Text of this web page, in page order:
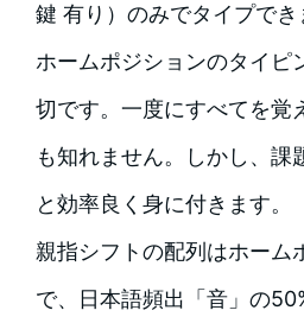
鍵 有り）のみでタイプでき
ホームポジションのタイピ
切です。一度にすべてを覚
も知れません。しかし、課
と効率良く身に付きます。
親指シフトの配列はホーム
で、日本語頻出「音」の